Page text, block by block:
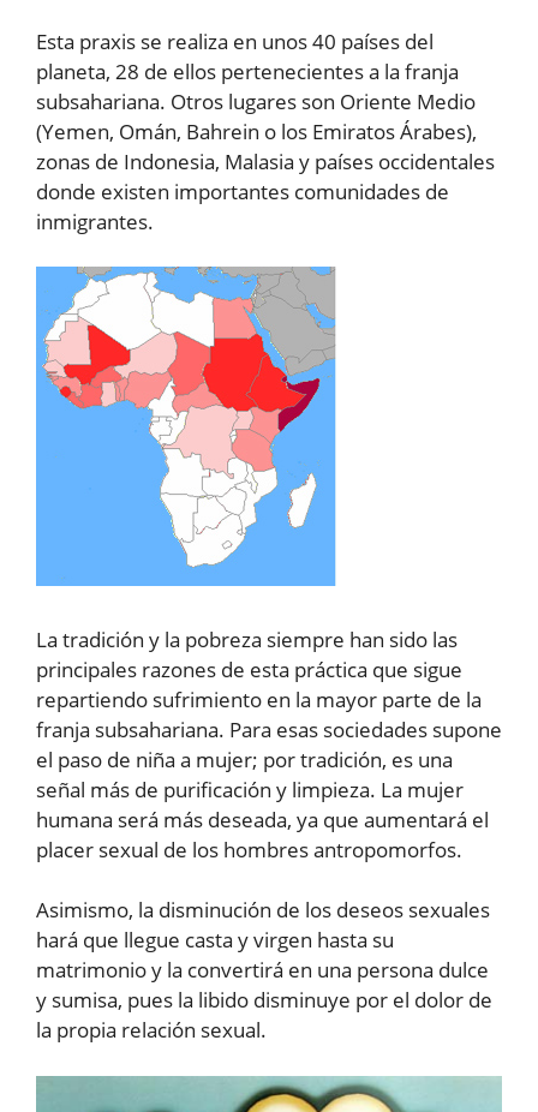
Esta praxis se realiza en unos 40 países del
planeta, 28 de ellos pertenecientes a la franja
subsahariana. Otros lugares son Oriente Medio
(Yemen, Omán, Bahrein o los Emiratos Árabes),
zonas de Indonesia, Malasia y países occidentales
donde existen importantes comunidades de
inmigrantes.
La tradición y la pobreza siempre han sido las
principales razones de esta práctica que sigue
repartiendo sufrimiento en la mayor parte de la
franja subsahariana. Para esas sociedades supone
el paso de niña a mujer; por tradición, es una
señal más de purificación y limpieza. La mujer
humana será más deseada, ya que aumentará el
placer sexual de los hombres antropomorfos.
Asimismo, la disminución de los deseos sexuales
hará que llegue casta y virgen hasta su
matrimonio y la convertirá en una persona dulce
y sumisa, pues la libido disminuye por el dolor de
la propia relación sexual.